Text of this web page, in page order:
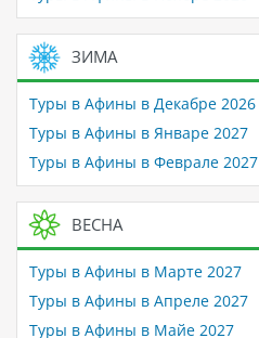
ЗИМА
Туры в Афины в Декабре 2026
Туры в Афины в Январе 2027
Туры в Афины в Феврале 2027
ВЕСНА
Туры в Афины в Марте 2027
Туры в Афины в Апреле 2027
Туры в Афины в Майе 2027